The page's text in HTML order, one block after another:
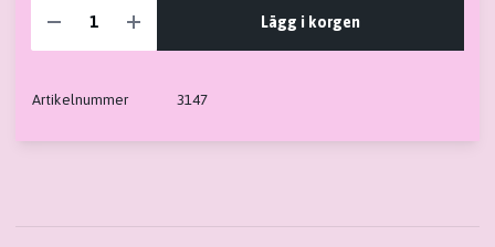
Lägg i korgen
Artikelnummer 3147